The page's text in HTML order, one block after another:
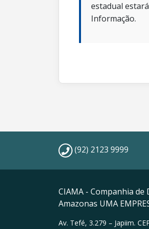
estadual
Informação.
(92) 2123 9999
CIAMA - Companhia
Amazonas UMA
Av. Tefé, 3.279 – Japiim.